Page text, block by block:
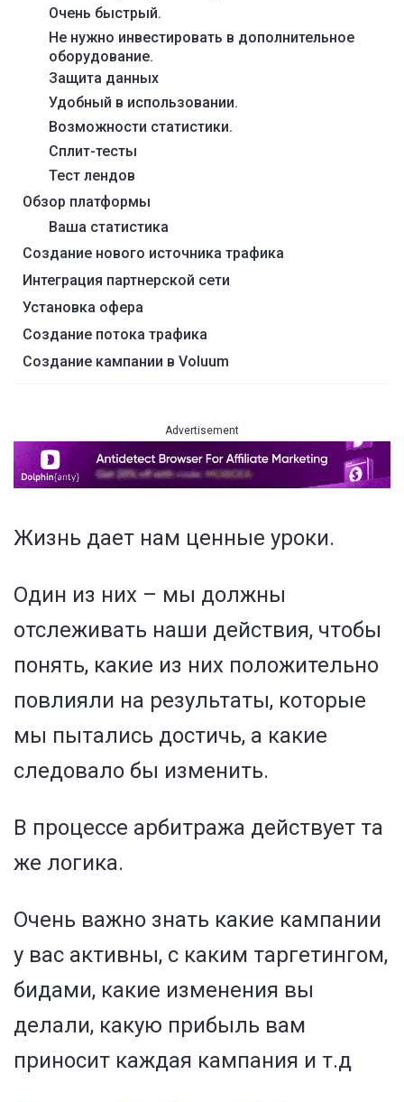
Очень быстрый.
Не нужно инвестировать в дополнительное
оборудование.
Защита данных
Удобный в использовании.
Возможности статистики.
Сплит-тесты
Тест лендов
Обзор платформы
Ваша статистика
Создание нового источника трафика
Интеграция партнерской сети
Установка офера
Создание потока трафика
Создание кампании в Voluum
Advertisement
Жизнь дает нам ценные уроки.
Один из них – мы должны
отслеживать наши действия, чтобы
понять, какие из них положительно
повлияли на результаты, которые
мы пытались достичь, а какие
следовало бы изменить.
В процессе арбитража действует та
же логика.
Очень важно знать какие кампании
у вас активны, с каким таргетингом,
бидами, какие изменения вы
делали, какую прибыль вам
приносит каждая кампания и т.д